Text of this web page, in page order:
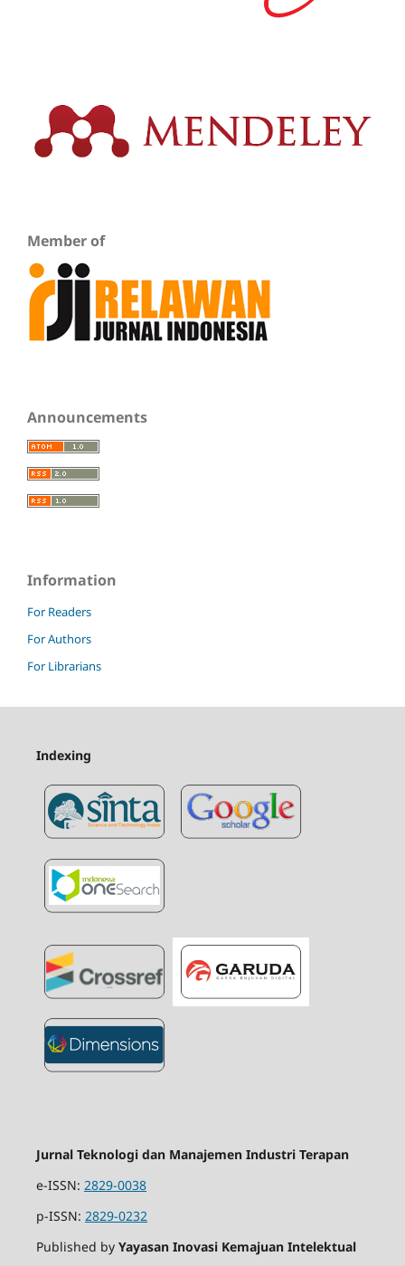
Member of
Announcements
Information
For Readers
For Authors
For Librarians
Indexing
Jurnal Teknologi dan Manajemen Industri Terapan
e-ISSN: 2829-0038
p-ISSN: 2829-0232
Published by Yayasan Inovasi Kemajuan Intelektual